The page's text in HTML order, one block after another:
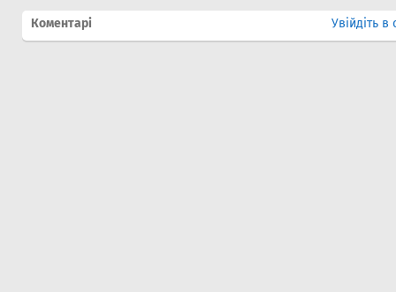
Коментарі Увійдіть в